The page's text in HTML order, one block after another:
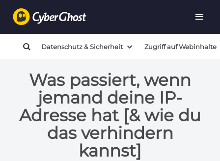
Datenschutz & Sicherheit Zugriff auf Webinhalte
Was passiert, wenn
jemand deine IP-
Adresse hat [& wie du
das verhindern
kannst]